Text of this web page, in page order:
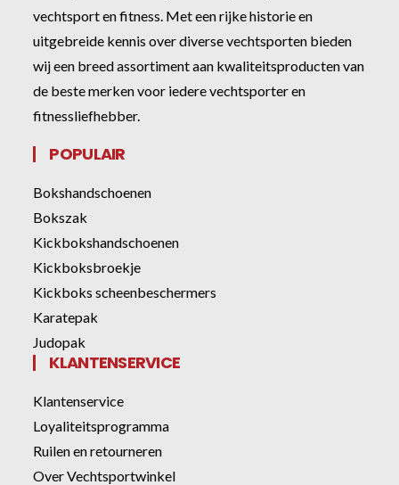
vechtsport en fitness. Met een rijke historie en
uitgebreide kennis over diverse vechtsporten bieden
wij een breed assortiment aan kwaliteitsproducten van
de beste merken voor iedere vechtsporter en
fitnessliefhebber.
POPULAIR
Bokshandschoenen
Bokszak
Kickbokshandschoenen
Kickboksbroekje
Kickboks scheenbeschermers
Karatepak
Judopak
KLANTENSERVICE
Klantenservice
Loyaliteitsprogramma
Ruilen en retourneren
Over Vechtsportwinkel